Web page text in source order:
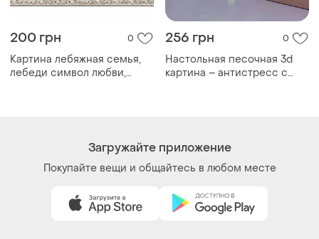
пейзаж» подвижный песок
Загружайте приложение
Покупайте вещи и общайтесь в любом месте
Как это работает?
Украина, 02121, Киев, Харьковское шоссе, дом 201-
203, буква 4Г